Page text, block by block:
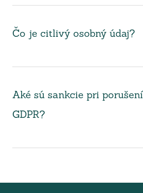
Čo je citlivý osobný údaj?
Aké sú sankcie pri porušení
GDPR?